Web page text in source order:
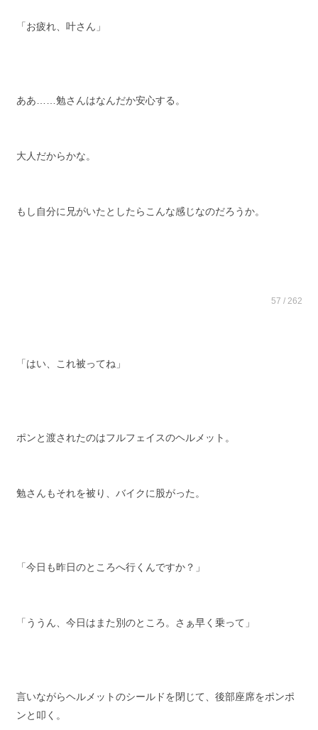
「お疲れ、叶さん」
ああ……勉さんはなんだか安心する。
大人だからかな。
もし自分に兄がいたとしたらこんな感じなのだろうか。
57 / 262
「はい、これ被ってね」
ポンと渡されたのはフルフェイスのヘルメット。
勉さんもそれを被り、バイクに股がった。
「今日も昨日のところへ行くんですか？」
「ううん、今日はまた別のところ。さぁ早く乗って」
言いながらヘルメットのシールドを閉じて、後部座席をポンポ
ンと叩く。